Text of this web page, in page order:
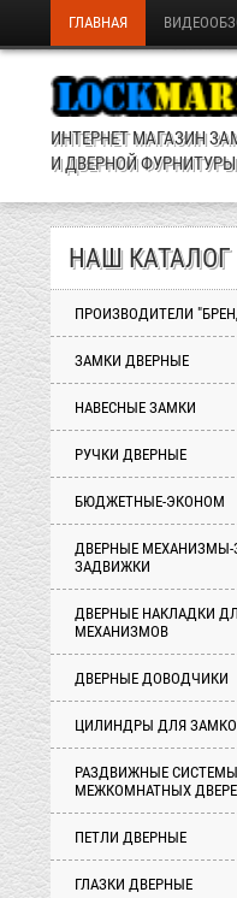
ИНТЕРНЕТ МАГАЗИН
И ДВЕРНОЙ ФУРНИТУРЫ
НАШ КАТАЛОГ
ПРОИЗВОДИТЕЛИ
ЗАМКИ ДВЕРНЫЕ
НАВЕСНЫЕ ЗАМКИ
РУЧКИ ДВЕРНЫЕ
БЮДЖЕТНЫЕ-ЭКОНОМ
ДВЕРНЫЕ МЕХАНИЗМЫ-
ЗАДВИЖКИ
ДВЕРНЫЕ НАКЛАДКИ
МЕХАНИЗМОВ
ДВЕРНЫЕ ДОВОДЧИКИ
ЦИЛИНДРЫ ДЛЯ
РАЗДВИЖНЫЕ
МЕЖКОМНАТНЫХ
ПЕТЛИ ДВЕРНЫЕ
ГЛАЗКИ ДВЕРНЫЕ
ГЛАВНАЯ